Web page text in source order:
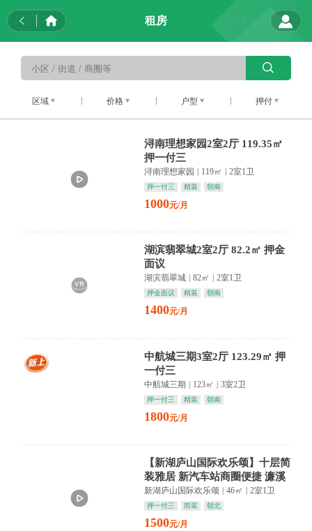
租房
区域 价格 户型 押付
浔南理想家园2室2厅 119.35㎡
押一付三
浔南理想家园 119㎡ 2室1卫
押一付三 精装 朝南
1000元/月
湖滨翡翠城2室2厅 82.2㎡ 押金
面议
湖滨翡翠城 82㎡ 2室1卫
押金面议 精装 朝南
1400元/月
中航城三期3室2厅 123.29㎡ 押
一付三
中航城三期 123㎡ 3室2卫
押一付三 精装 朝南
1800元/月
【新湖庐山国际欢乐颂】十层简
装雅居 新汽车站商圈便捷 濂溪
区生活新篇章
新湖庐山国际欢乐颂 46㎡ 2室1卫
押一付三 简装 朝北
1500元/月